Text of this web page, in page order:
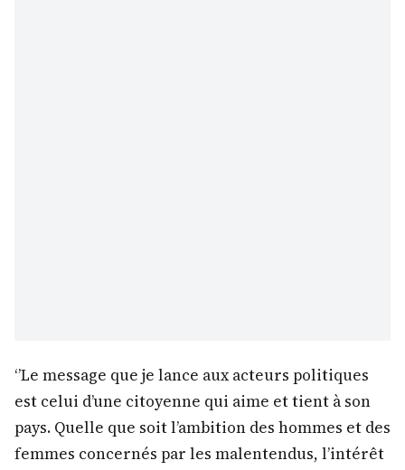
‘’Le message que je lance aux acteurs politiques
est celui d’une citoyenne qui aime et tient à son
pays. Quelle que soit l’ambition des hommes et des
femmes concernés par les malentendus, l’intérêt